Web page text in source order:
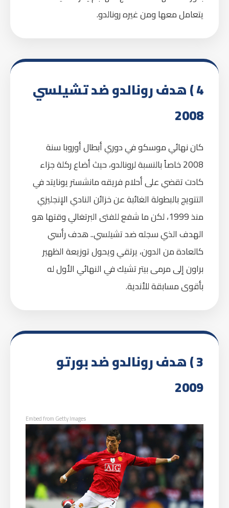
يتعامل معها ومن غيره رونالدو.
4 ) هدف رونالدو ضد تشيلسي
2008
كان نهائي موسكو في دوري أبطال أوروبا سنة
2008 خاصاً بالنسبة لرونالدو، حيث أضاع ركلة جزاء
كادت تقضي على أحلام فريقه مانشستر يونايتد في
التتويج بالبطولة الغائبة عن خزائن النادي الإنجليزي
منذ 1999، لكن ما شفع للفتى البرتغالي وقتها هو
الهدف الذي سجله ضد تشيلسي.. هدف رأسي
كالعادة من الدون، يرتقي ويحول توزيعة الظهير
براون إلى مرمى بيتر تشيك في النهائي الأول له
بأقوى مسابقة للأندية.
3 ) هدف رونالدو ضد بورتو
2009
Embed from Getty Images